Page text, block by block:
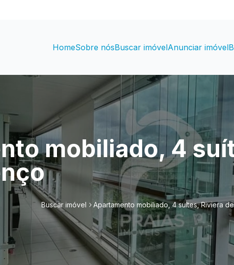
HomeSobre nósBuscar imóvelAnunciar imóvel
mobiliado, 4
Buscar imóvel Apartamento mobiliado, 4 suítes, Riviera